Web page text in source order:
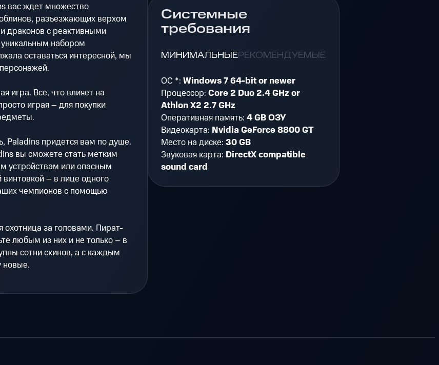
вас ждет множество
разъезжающих верхом
драконов с реактивными
набором
оставаться интересной, мы
игра. Все, что влияет на
играя – для покупки
Paladins придется вам по душе.
вы сможете стать метким
устройствам или опасным
– в лице одного
чемпионов с помощью
охотница за головами. Пират-
любым из них и не только – в
сотни скинов, а с каждым
новые.
Системные
требования
МИНИМАЛЬНЫЕРЕКОМЕНДУЕМЫЕ
ОС *:Windows 7 64-bit or newer
Процессор:Core 2 Duo 2.4 GHz or
Athlon X2 2.7 GHz
Оперативная память:4 GB ОЗУ
Видеокарта: Nvidia GeForce 8800 GT
Место на диске:30 GB
Звуковая карта: DirectX compatible
sound card